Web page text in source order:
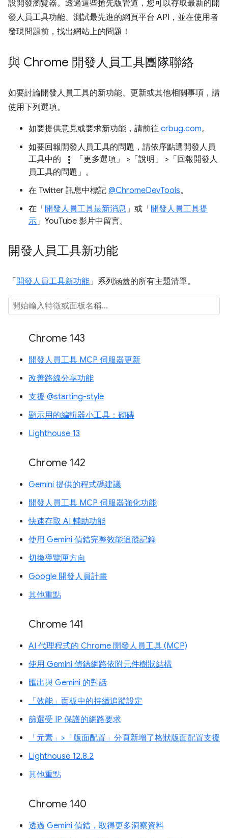
設開發瀏覽器。透過這些搶先版管道，您可以存取最新的開
發人員工具功能、測試最先進的網頁平台 API，並在使用者
發現問題前，找出網站上的問題！
與 Chrome 開發人員工具團隊聯絡
如要討論開發人員工具的新功能、更新或其他相關事項，請
使用下列選項。
如要提供意見或要求新功能，請前往 crbug.com。
如要回報開發人員工具的問題，請依序點選開發人員
工具中的
more_vert 「更多選項」 >「說明」
>「回報開發人
員工具的問題」 。
在 Twitter 訊息中標記 @ChromeDevTools。
在「開發人員工具最新消息 」或「開發人員工具提
示 」YouTube 影片中留言。
開發人員工具新功能
「開發人員工具新功能 」系列涵蓋的所有主題清單。
Chrome 143
開發人員工具 MCP 伺服器更新
改善路線分享功能
支援 @starting-style
顯示用的編輯器小工具：砌磚
Lighthouse 13
Chrome 142
Gemini 提供的程式碼建議
開發人員工具 MCP 伺服器強化功能
快速存取 AI 輔助功能
使用 Gemini 偵錯完整效能追蹤記錄
切換導覽匣方向
Google 開發人員計畫
其他重點
Chrome 141
AI 代理程式的 Chrome 開發人員工具 (MCP)
使用 Gemini 偵錯網路依附元件樹狀結構
匯出與 Gemini 的對話
「效能」面板中的持續追蹤設定
篩選受 IP 保護的網路要求
「元素」>「版面配置」分頁新增了格狀版面配置支援
Lighthouse 12.8.2
其他重點
Chrome 140
透過 Gemini 偵錯，取得更多洞察資料